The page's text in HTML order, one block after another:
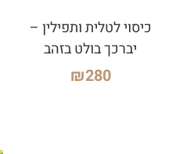
כיסוי לטלית ותפילין –
יברכך בולט בזהב
₪280